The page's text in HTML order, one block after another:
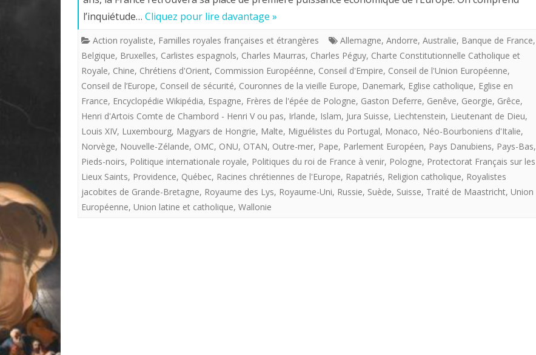
ROI
DE
FRANCE
A
VENIR
l’inquiétude… Cliquez pour lire davantage »
Action royaliste, Familles royales françaises et étrangères Allemagne, Andorre, Australie, Banque de France,
Belgique, Bruxelles, Carlistes espagnols, Charles Maurras, Charles Péguy, Charte Constitutionnelle Catholique et
Royale, Chine, Chrétiens d'Orient, Commission Européénne, Conseil d'Empire, Conseil de l'Union Européenne,
Conseil de l’Europe, Conseil de sécurité, Couronnes de la vieille Europe, Danemark, Eglise catholique, Eglise en
France, Encyclopédie Wikipédia, Espagne, Frères de l'épée de Pologne, Gaston Deferre, Genêve, Georgie, Grêce,
Henri d'Artois Comte de Chambord - Henri V ou pas, Irlande, Islam, Jura Suisse, Liechtenstein, Lieutenant de Dieu,
Louis XIV, Luxembourg, Magyars de Hongrie, Malte, Miguélistes du Portugal, Monaco, Néo-Bourboniens d'Italie,
Norvège, Nouvelle-Zélande, OMC, ONU, OTAN, Outre-mer, Pape, Parlement Européen, Pays Danubiens, Pays-Bas,
Pieds-noirs, Politique internationale royale, Politiques du roi de France à venir, Pologne, Protectorat Français sur les
Lieux Saints, Providence, Québec, Racines chrétiennes de l'Europe, Rapatriés, Religion catholique, Royalistes
jacobites de Grande-Bretagne, Royaume des Lys, Royaume-Uni, Russie, Suède, Suisse, Traité de Maastricht, Union
Européenne, Union latine et catholique, Wallonie